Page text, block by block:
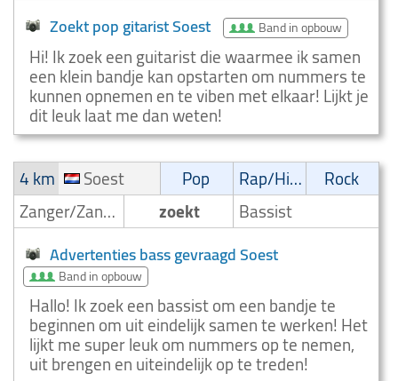
Zoekt pop gitarist Soest Band in opbouw
Hi! Ik zoek een guitarist die waarmee ik samen
een klein bandje kan opstarten om nummers te
kunnen opnemen en te viben met elkaar! Lijkt je
dit leuk laat me dan weten!
4 km
Soest Pop Rap/Hip-Hop/RnB
Rock
Zanger/Zangeres
zoekt Bassist
Advertenties bass gevraagd Soest
Band in opbouw
Hallo! Ik zoek een bassist om een bandje te
beginnen om uit eindelijk samen te werken! Het
lijkt me super leuk om nummers op te nemen,
uit brengen en uiteindelijk op te treden!